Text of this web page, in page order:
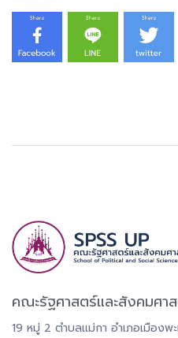
คณะรัฐศาสตร์และสังคมศา
19 หมู่ 2 ตำบลแม่กา อำเภอเมืองพ